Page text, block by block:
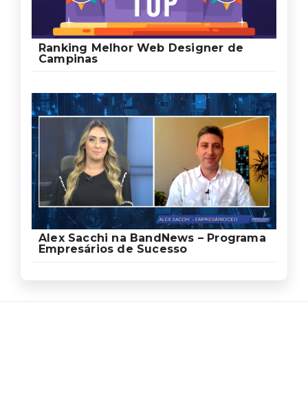
Ranking Melhor Web Designer de
Campinas
Alex Sacchi na BandNews – Programa
Empresários de Sucesso